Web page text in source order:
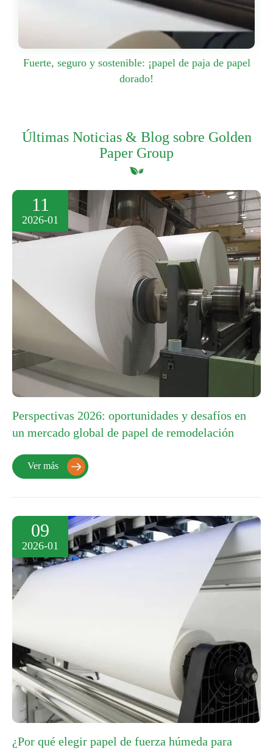
Fuerte, seguro y sostenible: ¡papel de paja de papel
dorado!
Últimas Noticias & Blog sobre Golden
Paper Group
11
2026-01
Perspectivas 2026: oportunidades y desafíos en
un mercado global de papel de remodelación
Ver más 
09
2026-01
¿Por qué elegir papel de fuerza húmeda para